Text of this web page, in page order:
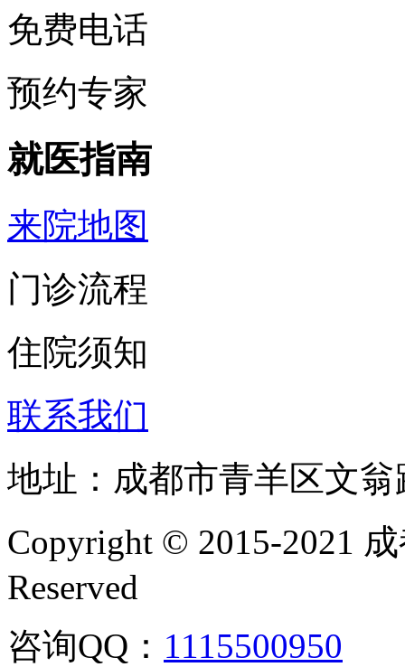
免费电话
预约专家
就医指南
来院地图
门诊流程
住院须知
联系我们
地址：成都市青羊区文
Copyright © 2015-2021
Reserved
咨询QQ： 1115500950